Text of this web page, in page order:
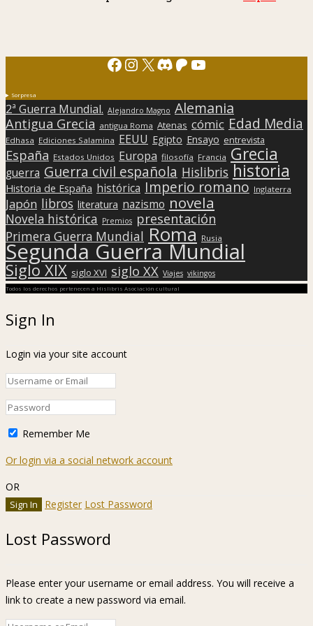
Facebook
Instagram
X Discord
Patreon
YouTube
Sorpresa
2ª Guerra Mundial. Alejandro Magno Alemania
Antigua Grecia antigua Roma Atenas cómic Edad Media
Edhasa Ediciones Salamina EEUU Egipto Ensayo entrevista
España Estados Unidos Europa filosofía Francia Grecia
guerra Guerra civil española Hislibris historia
Historia de España histórica Imperio romano Inglaterra
Japón libros literatura nazismo novela
Novela histórica Premios presentación
Primera Guerra Mundial Roma Rusia
Segunda Guerra Mundial
Siglo XIX siglo XVI siglo XX Viajes vikingos
Todos los derechos pertenecen a Hislibris Asociación cultural
Sign In
Login via your site account
Remember Me
Or login via a social network account
OR
Register Lost Password
Lost Password
Please enter your username or email address. You will receive a
link to create a new password via email.